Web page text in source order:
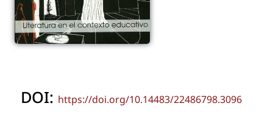
DOI: https://doi.org/10.14483/22486798.3096